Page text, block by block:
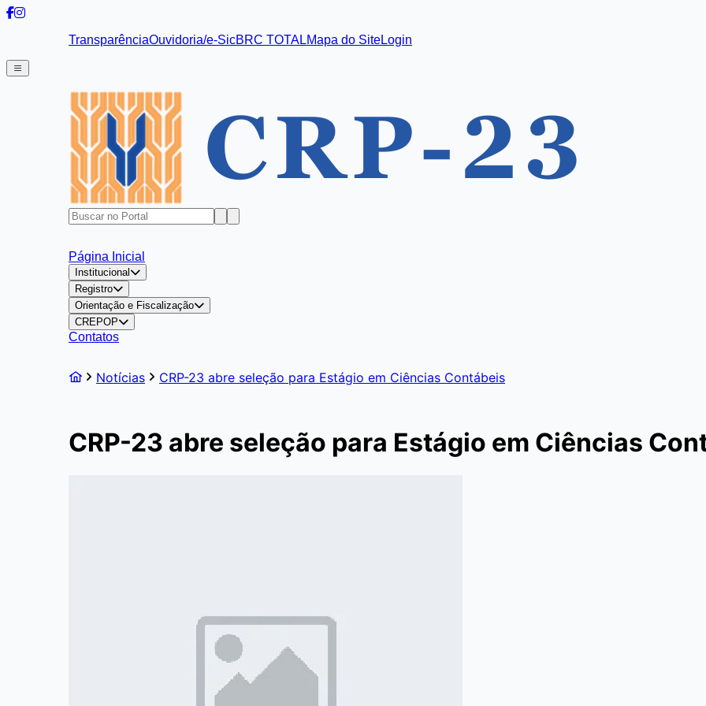
TransparênciaOuvidoria/e-SicBRC TOTALMapa do SiteLogin
Página Inicial
Institucional
Registro
Orientação e Fiscalização
CREPOP
Contatos
Notícias CRP-23 abre seleção para Estágio em Ciências Contábeis
CRP-23 abre seleção para Estágio em Ciências